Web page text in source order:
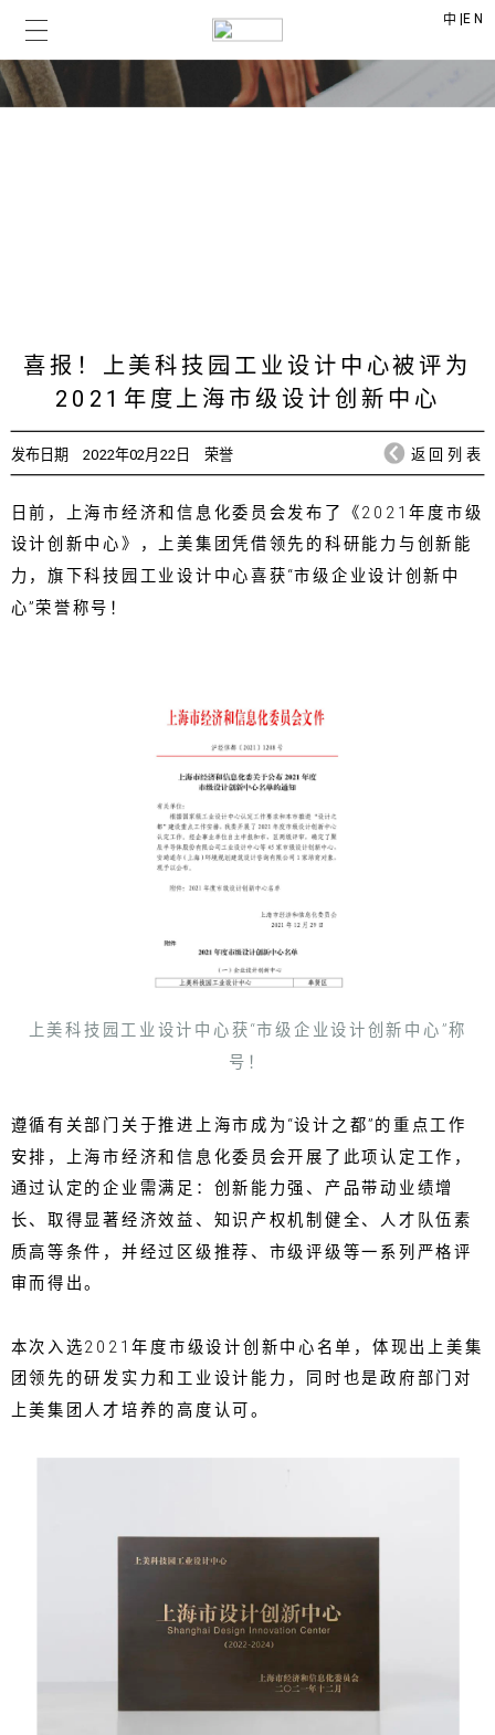
中 |EN
喜报！上美科技园工业设计中心被评为
2021年度上海市级设计创新中心
发布日期 2022年02月22日 荣誉 返回列表
日前，上海市经济和信息化委员会发布了《2021年度市级
设计创新中心》，上美集团凭借领先的科研能力与创新能
力，旗下科技园工业设计中心喜获“市级企业设计创新中
心”荣誉称号！
上美科技园工业设计中心获“市级企业设计创新中心”称
号！
遵循有关部门关于推进上海市成为“设计之都”的重点工作
安排，上海市经济和信息化委员会开展了此项认定工作，
通过认定的企业需满足：创新能力强、产品带动业绩增
长、取得显著经济效益、知识产权机制健全、人才队伍素
质高等条件，并经过区级推荐、市级评级等一系列严格评
审而得出。
本次入选2021年度市级设计创新中心名单，体现出上美集
团领先的研发实力和工业设计能力，同时也是政府部门对
上美集团人才培养的高度认可。